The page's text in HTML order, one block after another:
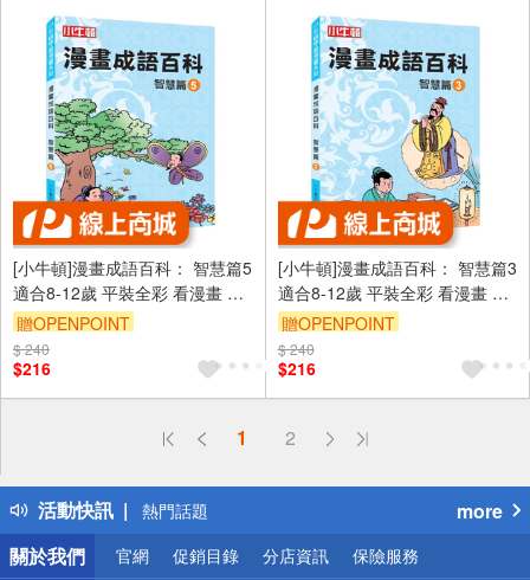
[小牛頓]漫畫成語百科： 智慧篇5
適合8-12歲 平裝全彩 看漫畫 學
成語 懂科學 加倍學習效果
贈OPENPOINT
$ 240
$216
[小牛頓]漫畫成語百科： 智慧篇3
適合8-12歲 平裝全彩 看漫畫 學
成語 懂科學 加倍學習效果
贈OPENPOINT
$ 240
$216
1 2
活動快訊
偏遠地區配送
得獎公告
熱門話題
銀行優惠
偏遠地區配送
more
關於我們
官網 促銷目錄 分店資訊 保險服務